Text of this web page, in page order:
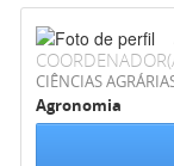
CIÊNCIAS
Agronomia